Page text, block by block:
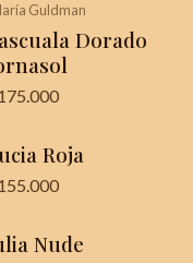
Guldman
Dorado
Roja
Nude